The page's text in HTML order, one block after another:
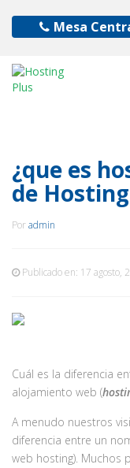
Mesa
¿que es
de Hosting
Poradmin
Publicado en: 17 agosto,
Cuál es la diferencia
alojamiento web (
A menudo nuestros
diferencia entre un
web hosting). Muchos